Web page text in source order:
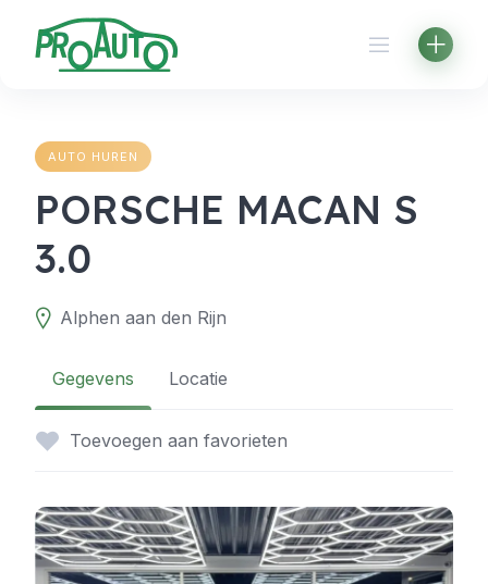
content
AUTO HUREN
PORSCHE MACAN S
3.0
Alphen aan den Rijn
Gegevens Locatie
Toevoegen aan favorieten